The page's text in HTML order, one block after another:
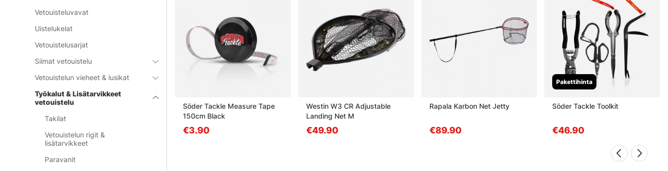
Vetouisteluvavat
Uistelukelat
Vetouistelusarjat
Siimat vetouistelu
Vetouistelun vieheet & lusikat
Työkalut & Lisätarvikkeet
vetouistelu
Takilat
Vetouistelun rigit &
lisätarvikkeet
Paravanit
Pakettihinta
Söder Tackle Toolkit
€46.90
Söder Tackle Measure Tape
150cm Black
€3.90
Westin W3 CR Adjustable
Landing Net M
€49.90
Rapala Karbon Net Jetty
€89.90
Pakettihinta
Söder Tackle Toolkit
€46.90